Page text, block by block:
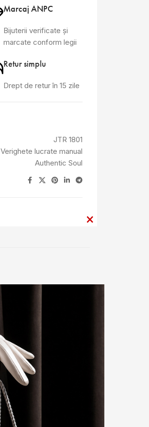
×
×
Marcaj ANPC
Bijuterii verificate și
marcate conform legii
Retur simplu
Drept de retur în 15 zile
JTR 1801
Verighete lucrate manual
Authentic Soul